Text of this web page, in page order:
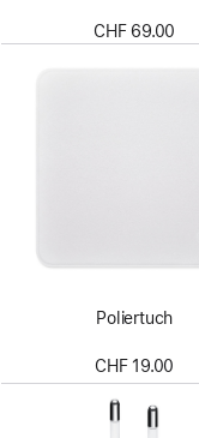
CHF 69.00
Poliertuch
CHF 19.00